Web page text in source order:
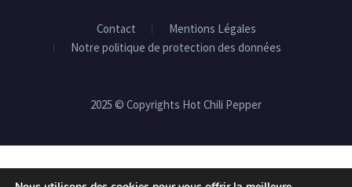
Contact
Mentions Légales
Notre politique de protection des données
2025 © Copyrights Hot Chili Pepper